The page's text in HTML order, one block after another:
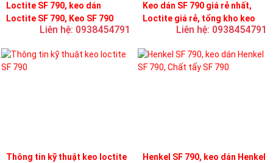
Loctite SF 790, keo dán
Loctite SF 790, Keo SF 790
Liên hệ: 0938454791
Keo dán SF 790 giá rẻ nhất,
Loctite giá rẻ, tổng kho keo
Liên hệ: 0938454791
Thông tin kỹ thuật keo loctite
Henkel SF 790, keo dán Henkel